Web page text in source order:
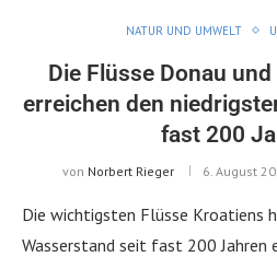
NATUR UND UMWELT
Die Flüsse Donau
erreichen den
fast 200
von Norbert Rieger 6. August
Die wichtigsten Flüsse Kroatiens
Wasserstand seit fast 200 Jahren